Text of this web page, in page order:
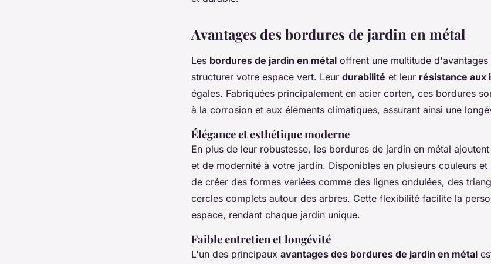
Avantages des bordures de jardin en métal
Les bordures de jardin en métal offrent une multitude
structurer votre espace vert. Leur durabilité et leur résistance aux
égales. Fabriquées principalement en acier corten, ces bordures
à la corrosion et aux éléments climatiques, assurant ainsi une
Élégance et esthétique moderne
En plus de leur robustesse, les bordures de jardin en métal
et de modernité à votre jardin. Disponibles en plusieurs couleurs
de créer des formes variées comme des lignes ondulées, des
cercles complets autour des arbres. Cette flexibilité facilite la
espace, rendant chaque jardin unique.
Faible entretien et longévité
L'un des principaux avantages des bordures de jardin en métal